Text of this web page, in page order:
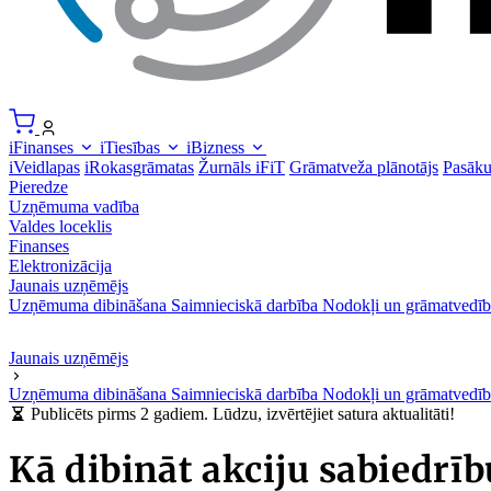
iFinanses iTiesības
iBizness
iVeidlapas iRokasgrāmatas Žurnāls iFiT Grāmatveža plānotājs
Pieredze
Uzņēmuma vadība
Valdes loceklis
Finanses
Elektronizācija
Jaunais uzņēmējs
Uzņēmuma dibināšana Saimnieciskā darbība Nodokļi un
Jaunais uzņēmējs
Uzņēmuma dibināšana Saimnieciskā darbība Nodokļi un
Publicēts pirms 2 gadiem. Lūdzu, izvērtējiet satura aktualitāti!
Kā dibināt akciju